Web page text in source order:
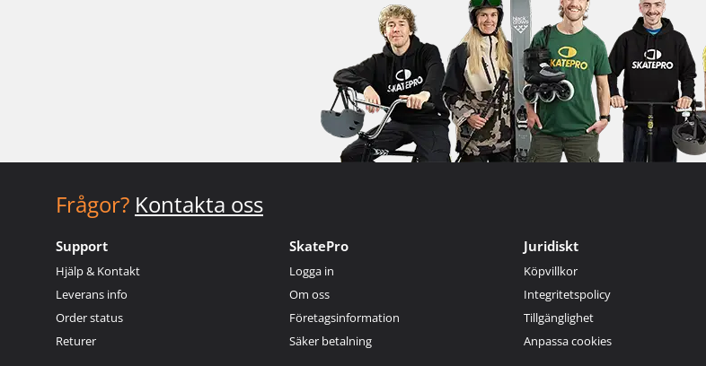
Frågor? Kontakta oss
Support
Hjälp & Kontakt
Leverans info
Order status
Returer
SkatePro
Logga in
Om oss
Företagsinformation
Säker betalning
Juridiskt
Köpvillkor
Integritetspolicy
Tillgänglighet
Anpassa cookies